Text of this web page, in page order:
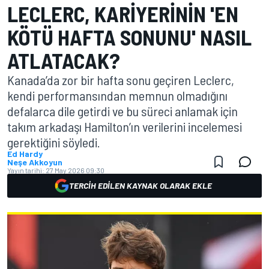
LECLERC, KARIYERININ 'EN
KÖTÜ HAFTA SONUNU' NASIL
ATLATACAK?
Kanada’da zor bir hafta sonu geçiren Leclerc,
kendi performansından memnun olmadığını
defalarca dile getirdi ve bu süreci anlamak için
takım arkadaşı Hamilton’ın verilerini incelemesi
gerektiğini söyledi.
Ed Hardy
Neşe Akkoyun
Yayın tarihi: 27 May 2026 09:30
TERCIH EDILEN KAYNAK OLARAK EKLE